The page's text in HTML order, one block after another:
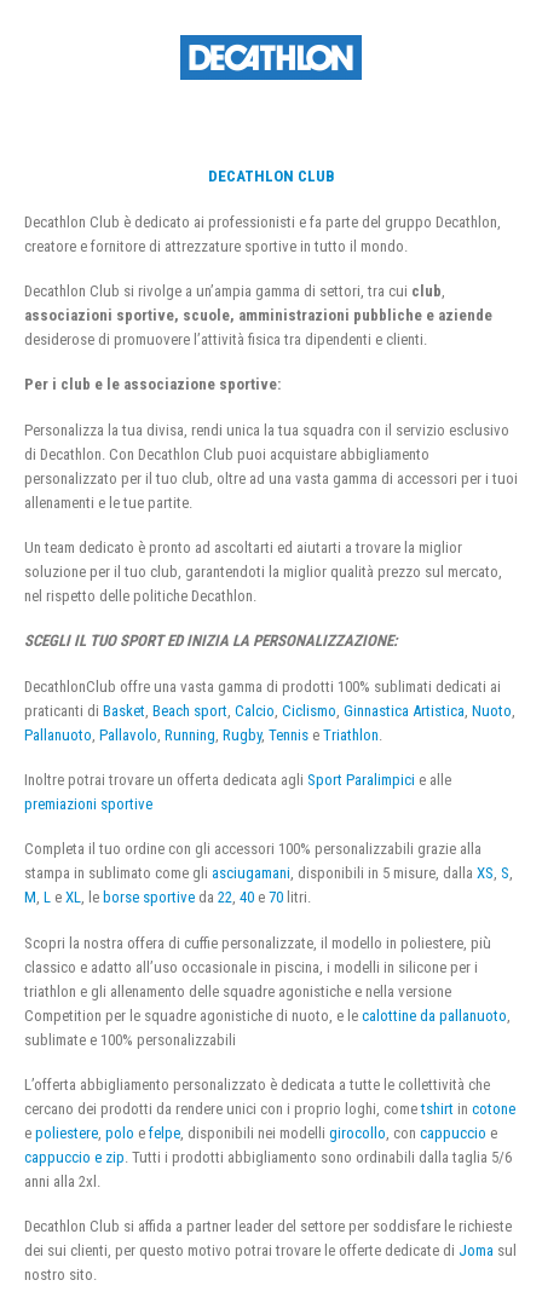
DECATHLON CLUB
Decathlon Club è dedicato ai professionisti e fa parte del gruppo Decathlon,
creatore e fornitore di attrezzature sportive in tutto il mondo.
Decathlon Club si rivolge a un’ampia gamma di settori, tra cui club
associazioni sportive, scuole, amministrazioni pubbliche e aziende
desiderose di promuovere l’attività fisica tra dipendenti e clienti.
Per i club e le associazione sportive:
Personalizza la tua divisa, rendi unica la tua squadra con il servizio esclusivo
di Decathlon. Con Decathlon Club puoi acquistare abbigliamento
personalizzato per il tuo club, oltre ad una vasta gamma di accessori per i tuoi
allenamenti e le tue partite.
Un team dedicato è pronto ad ascoltarti ed aiutarti a trovare la miglior
soluzione per il tuo club, garantendoti la miglior qualità prezzo sul mercato,
nel rispetto delle politiche Decathlon.
SCEGLI IL TUO SPORT ED INIZIA LA PERSONALIZZAZIONE:
DecathlonClub offre una vasta gamma di prodotti 100% sublimati dedicati ai
praticanti di Basket Beach sport Calcio Ciclismo Ginnastica Artistica Nuoto
Pallanuoto Pallavolo Running Rugby, Tennis e Triathlon
Inoltre potrai trovare un offerta dedicata agli Sport Paralimpici e alle
premiazioni sportive
Completa il tuo ordine con gli accessori 100% personalizzabili grazie alla
stampa in sublimato come gli asciugamani, disponibili in 5 misure, dalla XS, S,
M, L e XL, le borse sportive da 22, 40 e 70 litri.
Scopri la nostra offera di cuffie personalizzate, il modello in poliestere, più
classico e adatto all’uso occasionale in piscina, i modelli in silicone per i
triathlon e gli allenamento delle squadre agonistiche e nella versione
Competition per le squadre agonistiche di nuoto, e le calottine da pallanuoto
sublimate e 100% personalizzabili
L’offerta abbigliamento personalizzato è dedicata a tutte le collettività che
cercano dei prodotti da rendere unici con i proprio loghi, cometshirt in cotone
e poliestere polo e felpe , disponibili nei modelli girocollo , con cappuccio e
cappuccio e zip . Tutti i prodotti abbigliamento sono ordinabili dalla taglia 5/6
anni alla 2xl.
Decathlon Club si affida a partner leader del settore per soddisfare le richieste
dei sui clienti, per questo motivo potrai trovare le offerte dedicate di Joma sul
nostro sito.